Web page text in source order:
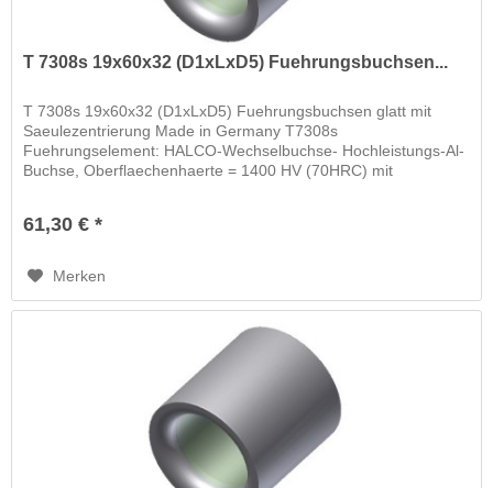
T 7308s 19x60x32 (D1xLxD5) Fuehrungsbuchsen...
T 7308s 19x60x32 (D1xLxD5) Fuehrungsbuchsen glatt mit
Saeulezentrierung Made in Germany T7308s
Fuehrungselement: HALCO-Wechselbuchse- Hochleistungs-Al-
Buchse, Oberflaechenhaerte = 1400 HV (70HRC) mit
61,30 € *
Merken